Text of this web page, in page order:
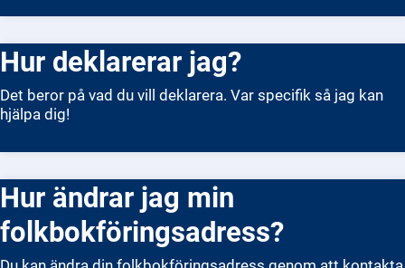
Hur deklarerar jag?
Det beror på vad du vill deklarera. Var specifik så jag kan
hjälpa dig!
Hur ändrar jag min
folkbokföringsadress?